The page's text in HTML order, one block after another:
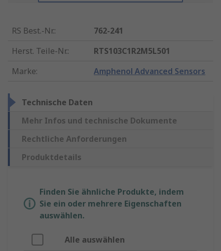
RS Best.-Nr.:
762-241
Herst. Teile-Nr.:
RTS103C1R2M5L501
Marke: Amphenol Advanced Sensors
Technische Daten
Mehr Infos und technische Dokumente
Rechtliche Anforderungen
Produktdetails
Finden Sie ähnliche Produkte, indem
Sie ein oder mehrere Eigenschaften
auswählen.
Alle auswählen